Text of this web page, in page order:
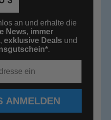
an und erhalte die
News, immer
, exklusive Deals und
.
ANMELDEN